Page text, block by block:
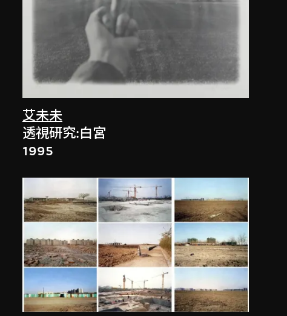
艾未未
透視研究:白宮
1995